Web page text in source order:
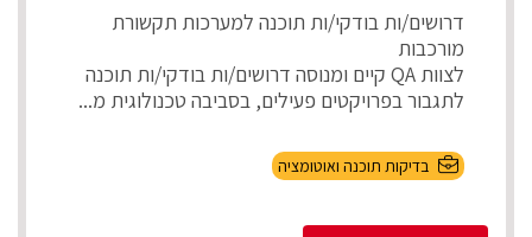
דרושים/ות בודקי/ות תוכנה למערכות תקשורת
מורכבות
לצוות QA קיים ומנוסה דרושים/ות בודקי/ות תוכנה
לתגבור בפרויקטים פעילים, בסביבה טכנולוגית מ...
בדיקות תוכנה ואוטומציה